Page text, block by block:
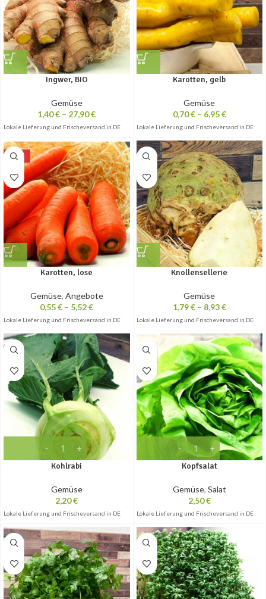
Ingwer, BIO
Gemüse
1,40€ – 27,90€
Lokale Lieferung und Frischeversand in DE
Karotten, gelb
Gemüse
0,70€– 6,95€
Lokale Lieferung und Frischeversand in DE
-15%
Karotten, lose
Gemüse, Angebote
0,55€ – 5,52€
Lokale Lieferung und Frischeversand in DE
Knollensellerie
Gemüse
1,79€– 8,93€
Lokale Lieferung und Frischeversand in DE
Kohlrabi
Gemüse
2,20€
Lokale Lieferung und Frischeversand in DE
Kopfsalat
Gemüse, Salat
2,50€
Lokale Lieferung und Frischeversand in DE